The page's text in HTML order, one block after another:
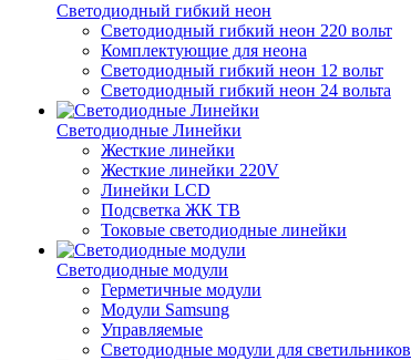
Светодиодный гибкий неон
Светодиодный гибкий неон 220 вольт
Комплектующие для неона
Светодиодный гибкий неон 12 вольт
Светодиодный гибкий неон 24 вольта
Светодиодные Линейки
Жесткие линейки
Жесткие линейки 220V
Линейки LCD
Подсветка ЖК ТВ
Токовые светодиодные линейки
Светодиодные модули
Герметичные модули
Модули Samsung
Управляемые
Светодиодные модули для светильников